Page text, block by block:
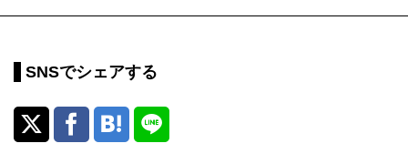
SNSでシェアする